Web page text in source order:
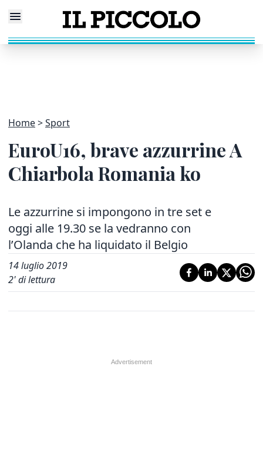
Home Sport
EuroU16, brave azzurrine A
Chiarbola Romania ko
Le azzurrine si impongono in tre set e
oggi alle 19.30 se la vedranno con
l’Olanda che ha liquidato il Belgio
14 luglio 2019
2' di lettura